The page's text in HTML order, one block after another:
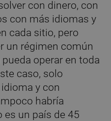
con dinero, con
con más idiomas y
cada sitio, pero
un régimen común
operar en toda
caso, solo
y con
habría
es un país de 45